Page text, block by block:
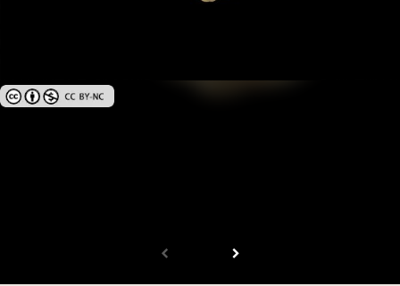
創用CC姓名標示-非商業性 3.0 台灣及其後版本(CC BY-NC 3.0 TW +)